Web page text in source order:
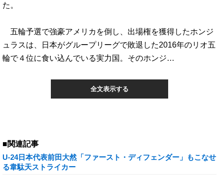
た。
五輪予選で強豪アメリカを倒し、出場権を獲得したホンジ
ュラスは、日本がグループリーグで敗退した2016年のリオ五
輪で４位に食い込んでいる実力国。そのホンジ…
全文表示する
■関連記事
U-24日本代表前田大然「ファースト・ディフェンダー」もこなせ
る韋駄天ストライカー